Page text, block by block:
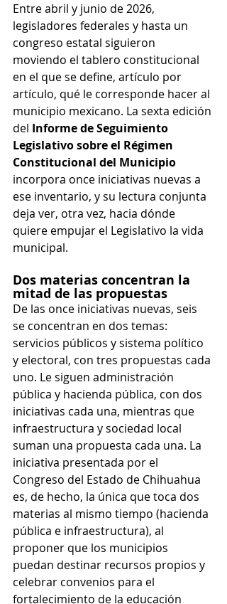
Entre abril y junio de 2026,
legisladores federales y hasta un
congreso estatal siguieron
moviendo el tablero constitucional
en el que se define, artículo por
artículo, qué le corresponde hacer al
municipio mexicano. La sexta edición
del Informe de Seguimiento
Legislativo sobre el Régimen
Constitucional del Municipio
incorpora once iniciativas nuevas a
ese inventario, y su lectura conjunta
deja ver, otra vez, hacia dónde
quiere empujar el Legislativo la vida
municipal.
Dos materias concentran la
mitad de las propuestas
De las once iniciativas nuevas, seis
se concentran en dos temas:
servicios públicos y sistema político
y electoral, con tres propuestas cada
uno. Le siguen administración
pública y hacienda pública, con dos
iniciativas cada una, mientras que
infraestructura y sociedad local
suman una propuesta cada una. La
iniciativa presentada por el
Congreso del Estado de Chihuahua
es, de hecho, la única que toca dos
materias al mismo tiempo (hacienda
pública e infraestructura), al
proponer que los municipios
puedan destinar recursos propios y
celebrar convenios para el
fortalecimiento de la educación